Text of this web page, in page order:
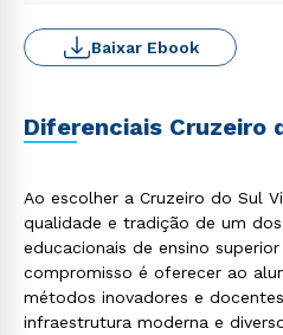
Baixar Ebook
Diferenciais Cruzeiro
Ao escolher a Cruzeiro do Sul
qualidade e tradição de um
educacionais de ensino
compromisso é oferecer ao
métodos inovadores e
infraestrutura moderna e
Estou de acordo com a
autorizo que meus dados
envio de conteúdos da